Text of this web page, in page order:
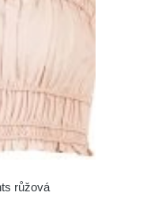
růžová